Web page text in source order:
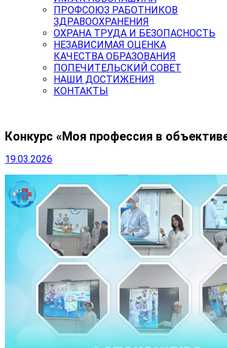
ПРОФСОЮЗ РАБОТНИКОВ
ЗДРАВООХРАНЕНИЯ
ОХРАНА ТРУДА И БЕЗОПАСНОСТЬ
НЕЗАВИСИМАЯ ОЦЕНКА
КАЧЕСТВА ОБРАЗОВАНИЯ
ПОПЕЧИТЕЛЬСКИЙ СОВЕТ
НАШИ ДОСТИЖЕНИЯ
КОНТАКТЫ
Конкурс «Моя профессия в
19.03.2026